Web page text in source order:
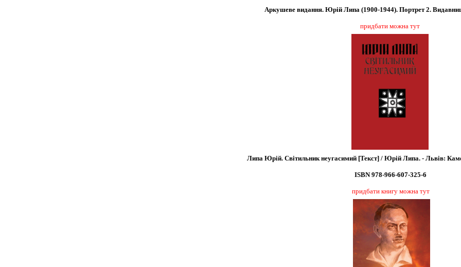
Аркушеве видання. Юрій Липа (1900-1944). Портрет 2.
придбати можна тут
Липа Юрій. Світильник неугасимий [Текст] / Юрій Липа. - Львів:
ISBN 978-966-607-325-6
придбати книгу можна тут